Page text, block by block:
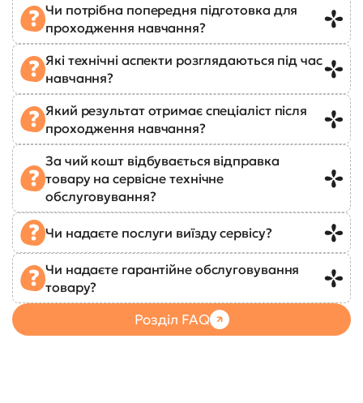
Чи потрібна попередня підготовка для
проходження навчання?
Які технічні аспекти розглядаються під час
навчання?
Який результат отримає спеціаліст після
проходження навчання?
За чий кошт відбувається відправка
товару на сервісне технічне
обслуговування?
Чи надаєте послуги виїзду сервісу?
Чи надаєте гарантійне обслуговування
товару?
Розділ FAQ